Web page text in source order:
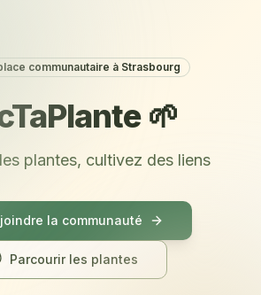
communautaire à Strasbourg
🌱
plantes, cultivez des liens
la communauté
Parcourir les plantes